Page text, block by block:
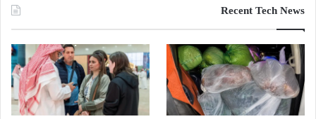
Recent Tech News